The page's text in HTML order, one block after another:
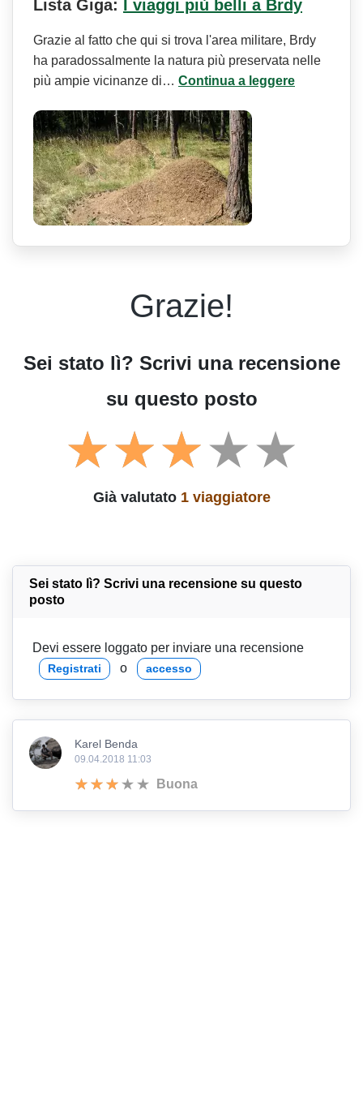
Lista Giga: I viaggi più belli a Brdy
Grazie al fatto che qui si trova l'area militare, Brdy
ha paradossalmente la natura più preservata nelle
più ampie vicinanze di… Continua a leggere
Grazie!
Sei stato lì? Scrivi una recensione
su questo posto
Già valutato 1 viaggiatore
Sei stato lì? Scrivi una recensione su questo
posto
Devi essere loggato per inviare una recensione
Registrati o accesso
Karel Benda
09.04.2018 11:03
Buona